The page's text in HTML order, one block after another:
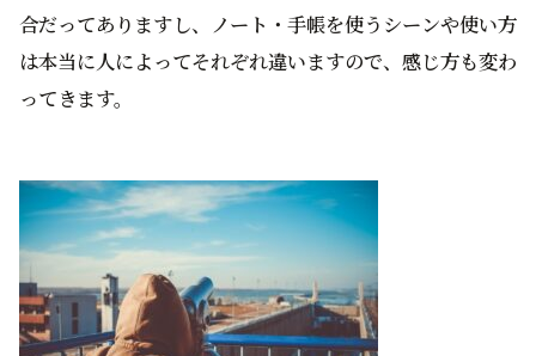
合だってありますし、ノート・手帳を使うシーンや使い方
は本当に人によってそれぞれ違いますので、感じ方も変わ
ってきます。